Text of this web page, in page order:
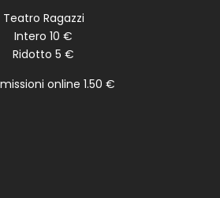
Teatro Ragazzi
Intero 10 €
Ridotto 5 €
online 1.50 €